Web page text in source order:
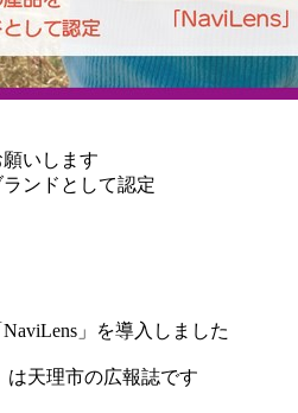
いします
ンドとして認定
」を導入しました
は天理市の広報誌です